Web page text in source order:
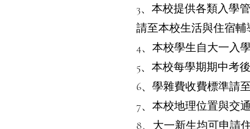
3、本校提供各類入學
請至本校生活與住宿
4、本校學生自大一入
5、本校每學期期中考
6、學雜費收費標準請
7、本校地理位置與交
8、大一新生均可申請